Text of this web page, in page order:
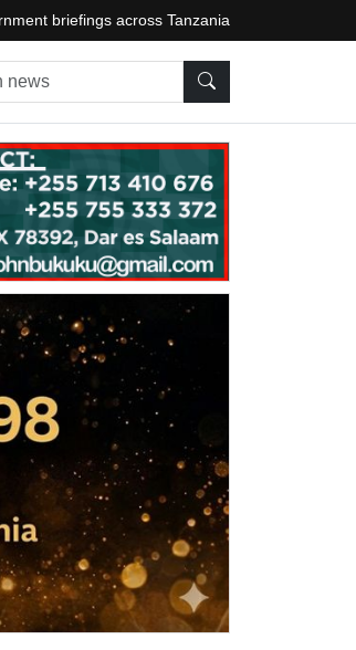
briefings across Tanzania